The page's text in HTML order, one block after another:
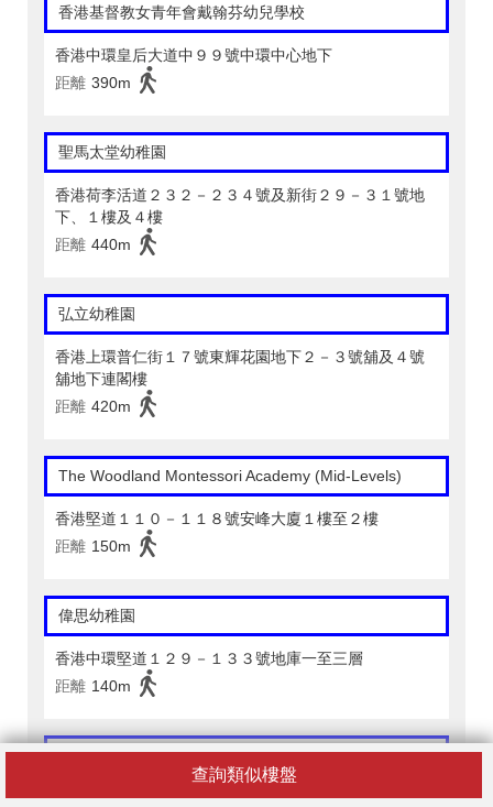
查詢類似樓盤
香港基督教女青年會戴翰芬幼兒學校
香港中環皇后大道中９９號中環中心地下
距離 390m
聖馬太堂幼稚園
香港荷李活道２３２－２３４號及新街２９－３１號地
下、１樓及４樓
距離 440m
弘立幼稚園
香港上環普仁街１７號東輝花園地下２－３號舖及４號
舖地下連閣樓
距離 420m
The Woodland Montessori Academy (Mid-Levels)
香港堅道１１０－１１８號安峰大廈１樓至２樓
距離 150m
偉思幼稚園
香港中環堅道１２９－１３３號地庫一至三層
距離 140m
偉思幼稚園暨幼兒園
香港中環堅道１２９－１３３號地下及１樓